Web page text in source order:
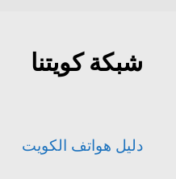
شبكة كويتنا
دليل هواتف الكويت